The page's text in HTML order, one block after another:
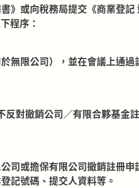
或向稅務局提交《商業登記
程序：
無限公司），並在會議上通
對撤銷公司／有限合夥基金
司或擔保有限公司撤銷註冊
記號碼、提交人資料等。